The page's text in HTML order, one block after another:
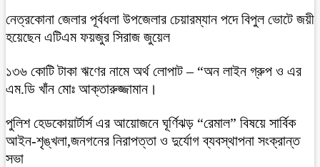
নেত্রকোনা জেলার পূর্বধলা উপজেলার চেয়ারম্যান পদে বিপুল ভোটে জয়ী
হয়েছেন এটিএম ফয়জুর সিরাজ জুয়েল
১৩৬ কোটি টাকা ঋণের নামে অর্থ লোপাট – “অন লাইন গ্রুপ ও এর
এম.ডি খাঁন মোঃ আক্তারুজ্জামান।
পুলিশ হেডকোয়ার্টার্স এর আয়োজনে ঘূর্ণিঝড় “রেমাল” বিষয়ে সার্বিক
আইন-শৃঙ্খলা,জনগনের নিরাপত্তা ও দুর্যোগ ব্যবস্থাপনা সংক্রান্ত
সভা